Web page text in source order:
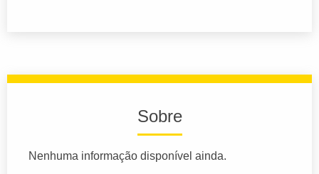
Sobre
Nenhuma informação disponível ainda.